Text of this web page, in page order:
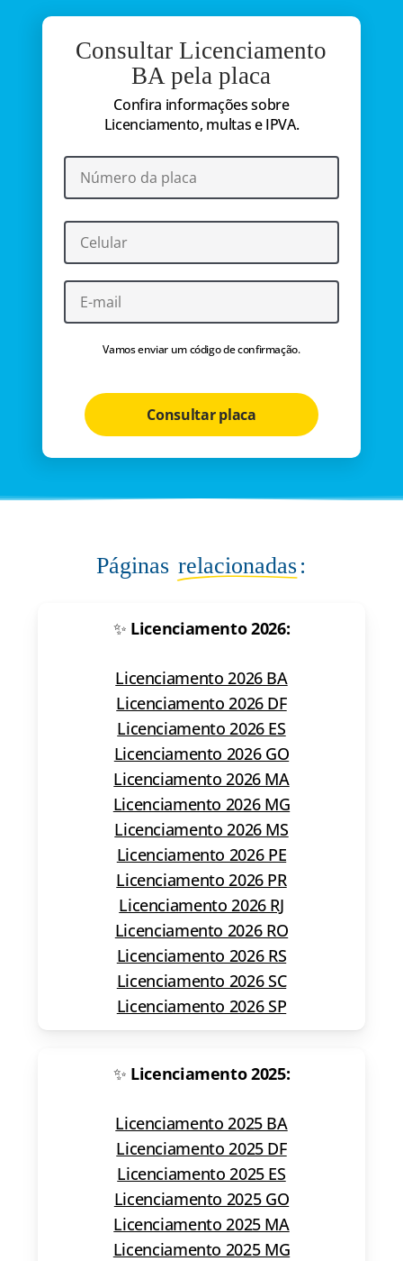
Consultar Licenciamento
BA pela placa
Confira informações sobre
Licenciamento, multas e IPVA.
Vamos enviar um código de confirmação.
Consultar placa
Páginas relacionadas:
✨ Licenciamento 2026:
Licenciamento 2026 BA
Licenciamento 2026 DF
Licenciamento 2026 ES
Licenciamento 2026 GO
Licenciamento 2026 MA
Licenciamento 2026 MG
Licenciamento 2026 MS
Licenciamento 2026 PE
Licenciamento 2026 PR
Licenciamento 2026 RJ
Licenciamento 2026 RO
Licenciamento 2026 RS
Licenciamento 2026 SC
Licenciamento 2026 SP
✨ Licenciamento 2025:
Licenciamento 2025 BA
Licenciamento 2025 DF
Licenciamento 2025 ES
Licenciamento 2025 GO
Licenciamento 2025 MA
Licenciamento 2025 MG